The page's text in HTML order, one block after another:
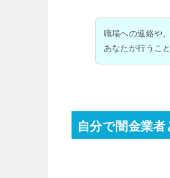
職場への連絡や
あなたが行うこ
自分で闇金業